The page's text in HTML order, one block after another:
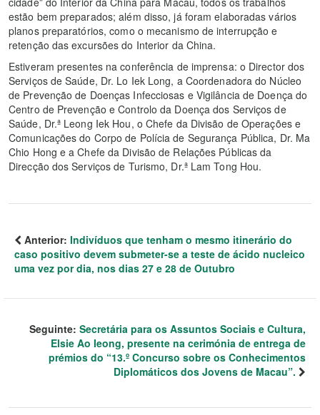
estão bem preparados; além disso, já foram elaboradas vários
planos preparatórios, como o mecanismo de interrupção e
retenção das excursões do Interior da China.
Estiveram presentes na conferência de imprensa: o Director dos
Serviços de Saúde, Dr. Lo Iek Long, a Coordenadora do Núcleo
de Prevenção de Doenças Infecciosas e Vigilância de Doença do
Centro de Prevenção e Controlo da Doença dos Serviços de
Saúde, Dr.ª Leong Iek Hou, o Chefe da Divisão de Operações e
Comunicações do Corpo de Polícia de Segurança Pública, Dr. Ma
Chio Hong e a Chefe da Divisão de Relações Públicas da
Direcção dos Serviços de Turismo, Dr.ª Lam Tong Hou.
Anterior: Indivíduos que tenham o mesmo itinerário do
caso positivo devem submeter-se a teste de ácido nucleico
uma vez por dia, nos dias 27 e 28 de Outubro
Seguinte: Secretária para os Assuntos Sociais e Cultura,
Elsie Ao Ieong, presente na cerimónia de entrega de
prémios do “13.º Concurso sobre os Conhecimentos
Diplomáticos dos Jovens de Macau”.